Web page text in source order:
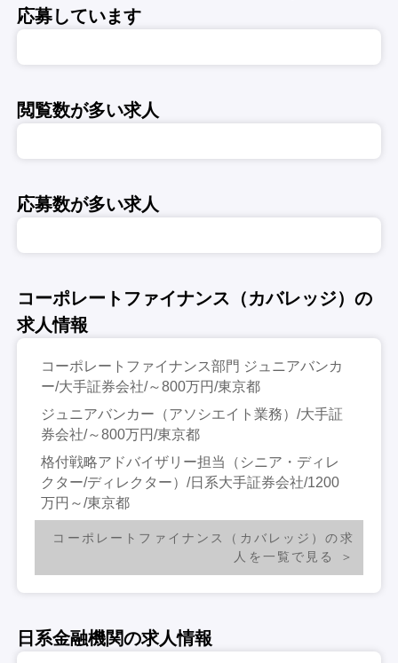
応募しています
閲覧数が多い求人
応募数が多い求人
コーポレートファイナンス（カバレッジ）の
求人情報
コーポレートファイナンス部門 ジュニアバンカ
ー/大手証券会社/～800万円/東京都
ジュニアバンカー（アソシエイト業務）/大手証
券会社/～800万円/東京都
格付戦略アドバイザリー担当（シニア・ディレ
クター/ディレクター）/日系大手証券会社/1200
万円～/東京都
コーポレートファイナンス（カバレッジ）の求
人を一覧で見る
日系金融機関の求人情報